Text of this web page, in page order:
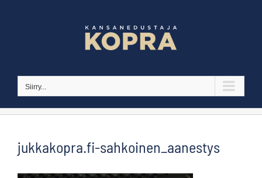
Siirry...
jukkakopra.fi-sahkoinen_aanestys